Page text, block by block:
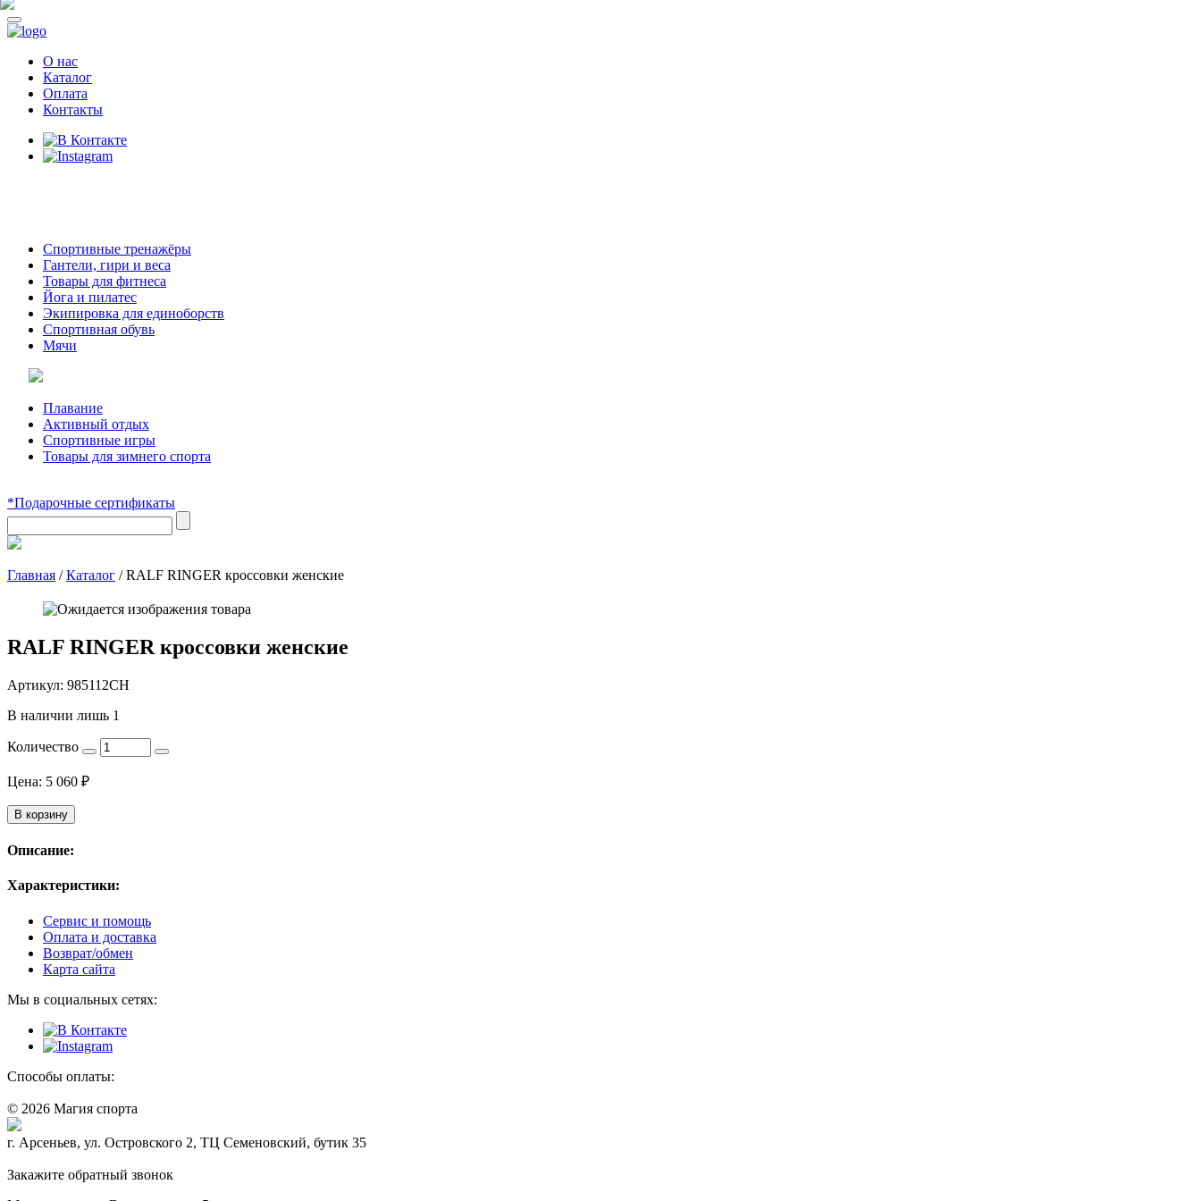
О нас
Каталог
Оплата
Контакты
Спортивные тренажёры
Гантели, гири и веса
Товары для фитнеса
Йога и пилатес
Экипировка для единоборств
Спортивная обувь
Мячи
Плавание
Активный отдых
Спортивные игры
Товары для зимнего спорта
*Подарочные сертификаты
Главная /Каталог /RALF RINGER кроссовки женские
RALF RINGER кроссовки женские
Артикул: 985112СН
В наличии лишь 1
Количество
Цена: 5 060 ₽
В корзину
Описание:
Характеристики:
Сервис и помощь
Оплата и доставка
Возврат/обмен
Карта сайта
Мы в социальных сетях:
Способы оплаты:
© 2026 Магия спорта
г. Арсеньев, ул. Островского 2, ТЦ Семеновский, бутик 35
Закажите обратный звонок